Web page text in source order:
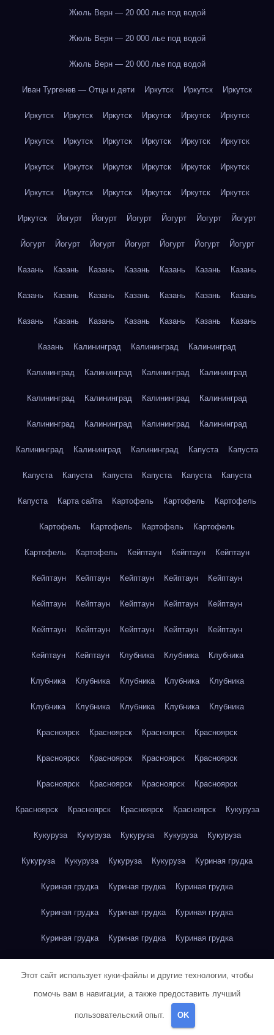
Жюль Верн — 20 000 лье под водой
Жюль Верн — 20 000 лье под водой
Жюль Верн — 20 000 лье под водой
Иван Тургенев — Отцы и дети Иркутск Иркутск Иркутск
Иркутск Иркутск Иркутск Иркутск Иркутск Иркутск
Иркутск Иркутск Иркутск Иркутск Иркутск Иркутск
Иркутск Иркутск Иркутск Иркутск Иркутск Иркутск
Иркутск Иркутск Иркутск Иркутск Иркутск Иркутск
Иркутск Йогурт Йогурт Йогурт Йогурт Йогурт Йогурт
Йогурт Йогурт Йогурт Йогурт Йогурт Йогурт Йогурт
Казань Казань Казань Казань Казань Казань Казань
Казань Казань Казань Казань Казань Казань Казань
Казань Казань Казань Казань Казань Казань Казань
Казань Калининград Калининград Калининград
Калининград Калининград Калининград Калининград
Калининград Калининград Калининград Калининград
Калининград Калининград Калининград Калининград
Калининград Калининград Калининград Капуста Капуста
Капуста Капуста Капуста Капуста Капуста Капуста
Капуста Карта сайта Картофель Картофель Картофель
Картофель Картофель Картофель Картофель
Картофель Картофель Кейптаун Кейптаун Кейптаун
Кейптаун Кейптаун Кейптаун Кейптаун Кейптаун
Кейптаун Кейптаун Кейптаун Кейптаун Кейптаун
Кейптаун Кейптаун Кейптаун Кейптаун Кейптаун
Кейптаун Кейптаун Клубника Клубника Клубника
Клубника Клубника Клубника Клубника Клубника
Клубника Клубника Клубника Клубника Клубника
Красноярск Красноярск Красноярск Красноярск
Красноярск Красноярск Красноярск Красноярск
Красноярск Красноярск Красноярск Красноярск
Красноярск Красноярск Красноярск Красноярск Кукуруза
Кукуруза Кукуруза Кукуруза Кукуруза Кукуруза
Кукуруза Кукуруза Кукуруза Кукуруза Куриная грудка
Куриная грудка Куриная грудка Куриная грудка
Куриная грудка Куриная грудка Куриная грудка
Куриная грудка Куриная грудка Куриная грудка
Куриное яйцо
Куриное яйцо Куриное яйцо Куриное яйцо
Этот сайт использует куки-файлы и другие технологии, чтобы
помочь вам в навигации, а также предоставить лучший
пользовательский опыт. OK